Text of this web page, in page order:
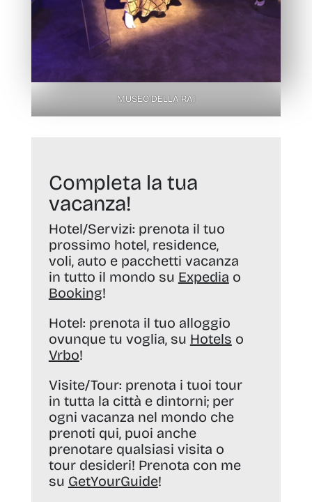
MUSEO DELLA RAI
Completa la tua
vacanza!
Hotel/Servizi: prenota il tuo
prossimo hotel, residence,
voli, auto e pacchetti vacanza
in tutto il mondo su Expedia o
Booking!
Hotel: prenota il tuo alloggio
ovunque tu voglia, su Hotels o
Vrbo!
Visite/Tour: prenota i tuoi tour
in tutta la città e dintorni; per
ogni vacanza nel mondo che
prenoti qui, puoi anche
prenotare qualsiasi visita o
tour desideri! Prenota con me
su GetYourGuide!